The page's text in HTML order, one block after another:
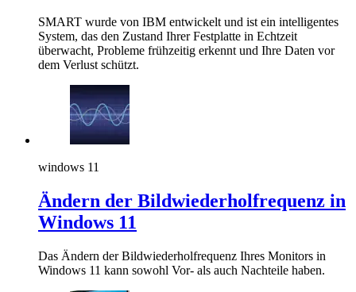
SMART wurde von IBM entwickelt und ist ein intelligentes
System, das den Zustand Ihrer Festplatte in Echtzeit
überwacht, Probleme frühzeitig erkennt und Ihre Daten vor
dem Verlust schützt.
windows 11
Ändern der Bildwiederholfrequenz in
Windows 11
Das Ändern der Bildwiederholfrequenz Ihres Monitors in
Windows 11 kann sowohl Vor- als auch Nachteile haben.